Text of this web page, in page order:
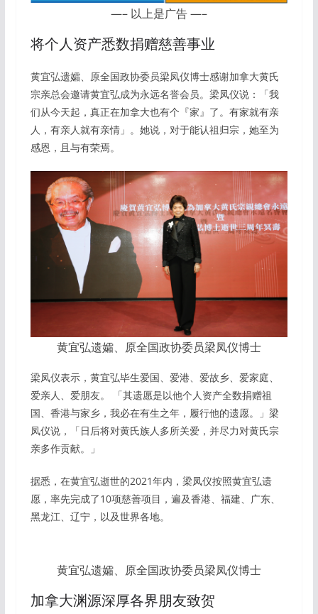
—– 以上是广告 —–
将个人资产悉数捐赠慈善事业
黄宜弘遗孀、原全国政协委员梁凤仪博士感谢加拿大黄氏
宗亲总会邀请黄宜弘成为永远名誉会员。梁凤仪说：「我
们从今天起，真正在加拿大也有个『家』了。有家就有亲
人，有亲人就有亲情」。她说，对于能认祖归宗，她至为
感恩，且与有荣焉。
黄宜弘遗孀、原全国政协委员梁凤仪博士
梁凤仪表示，黄宜弘毕生爱国、爱港、爱故乡、爱家庭、
爱亲人、爱朋友。 「其遗愿是以他个人资产全数捐赠祖
国、香港与家乡，我必在有生之年，履行他的遗愿。」梁
凤仪说，「日后将对黄氏族人多所关爱，并尽力对黄氏宗
亲多作贡献。」
据悉，在黄宜弘逝世的2021年内，梁凤仪按照黄宜弘遗
愿，率先完成了10项慈善项目，遍及香港、福建、广东、
黑龙江、辽宁，以及世界各地。
黄宜弘遗孀、原全国政协委员梁凤仪博士
加拿大渊源深厚各界朋友致贺